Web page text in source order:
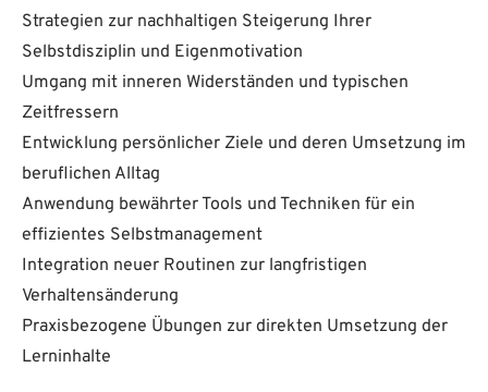
Strategien zur nachhaltigen Steigerung Ihrer
Selbstdisziplin und Eigenmotivation
Umgang mit inneren Widerständen und typischen
Zeitfressern
Entwicklung persönlicher Ziele und deren Umsetzung im
beruflichen Alltag
Anwendung bewährter Tools und Techniken für ein
effizientes Selbstmanagement
Integration neuer Routinen zur langfristigen
Verhaltensänderung
Praxisbezogene Übungen zur direkten Umsetzung der
Lerninhalte